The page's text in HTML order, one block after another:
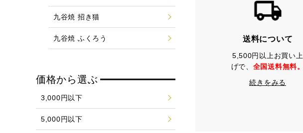
送料について
5,500円以上お買い上
げで、 全国送料無料。
続きをみる
九谷焼 招き猫
九谷焼 ふくろう
価格から選ぶ
3,000円以下
5,000円以下